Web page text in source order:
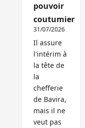
pouvoir
coutumier
31/07/2026
Il assure
l'intérim à
la tête de
la
chefferie
de Bavira,
mais il ne
veut pas